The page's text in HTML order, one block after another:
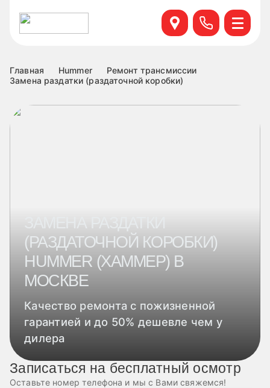
Севастопольский пр. 95 б, к.6
+7 499 495-45-76
+7 499 460-63-34
+7 499 460-69-76
Главная Hummer
Ремонт трансмиссии
Замена раздатки (раздаточной коробки)
(РАЗДАТОЧНОЙ КОРОБКИ)
HUMMER (ХАММЕР) В
МОСКВЕ
Качество ремонта с пожизненной
гарантией и до 50% дешевле чем у
дилера
Записаться на бесплатный осмотр
Оставьте номер телефона и мы с Вами свяжемся!